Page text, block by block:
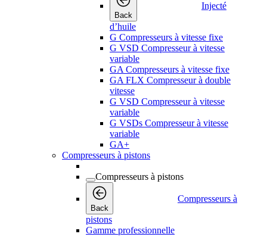
Back
Injecté
d’huile
G Compresseurs à vitesse fixe
G VSD Compresseur à vitesse
variable
GA Compresseurs à vitesse fixe
GA FLX Compresseur à double
vitesse
G VSD Compresseur à vitesse
variable
G VSDs Compresseur à vitesse
variable
GA+
Compresseurs à pistons
Compresseurs à pistons
Back
Compresseurs à
pistons
Gamme professionnelle